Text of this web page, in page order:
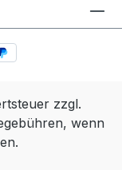
zzgl.
wenn